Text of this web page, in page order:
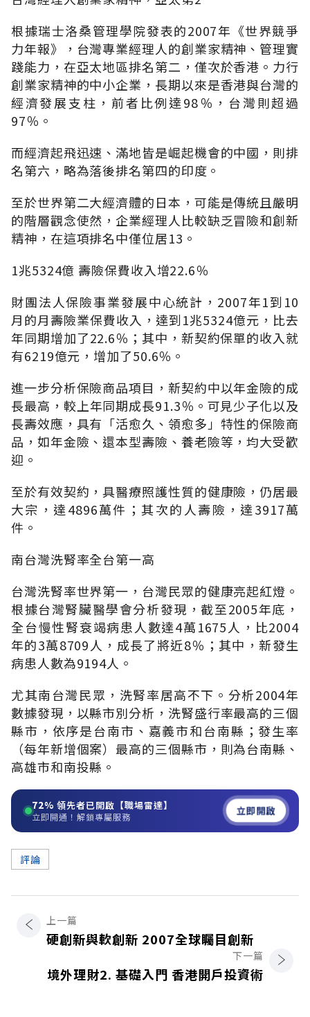
根據瑞士洛桑管理學院發表的2007年《世界競爭
力年報》，台灣專業經理人的創業家精神、管理實
踐能力，在亞太地區排名第二，僅次於香港。力行
創業家精神的中小企業，長期以來是香港與台灣的
經濟發展支柱，前者比例達98％，台灣則超過
97％。
而經濟起飛迅速、滿地皆是崛起機會的中國，則排
名第六，略為落後排名第四的印度。
至於世界第二大經濟體的日本，可能是傳統且嚴明
的階層觀念使然，企業經理人比較缺乏冒險和創新
精神，在這項排名中僅位居13。
1兆5324億 壽險保費收入增22.6％
財團法人保險事業發展中心統計，2007年1到10
月的月壽險業保費收入，達到1兆5324億元，比去
年同期增加了22.6％；其中，新契約保單的收入就
有6219億元，增加了50.6％。
進一步分析保險商品項目，新契約中以年金險的成
長最高，較上年同期成長91.3％。可見少子化以及
長壽效應，具有「活愈久、領愈多」特性的保險商
品，如年金險、還本型壽險、養老險等，均大受歡
迎。
至於有效契約，具醫療照護性質的健康險，仍居最
大宗，達4896萬件；其次的人壽險，達3917萬
件。
南台灣洗腎率全台第一高
台灣洗腎率世界第一，台灣民眾的健康亮起紅燈。
根據台灣腎臟醫學會分析發現，截至2005年底，
全台慢性腎衰竭病患人數達4萬1675人，比2004
年的3萬8709人，成長了將近8％；其中，新發生
病患人數為9194人。
尤其南台灣民眾，洗腎率居高不下。分析2004年
數據發現，以縣市別分析，洗腎盛行率最高的三個
縣市，依序是台南市、嘉義市和台南縣；發生率
（每年新增個案）最高的三個縣市，則為台南縣、
高雄市和南投縣。
72% 領先者已開啟【職場雷達】
立即開通！解鎖專屬服務 立即開啟
評論
上一篇
硬創新與軟創新 2007全球矚目創新
下一篇
境外理財2. 基礎入門 香港開戶投資術